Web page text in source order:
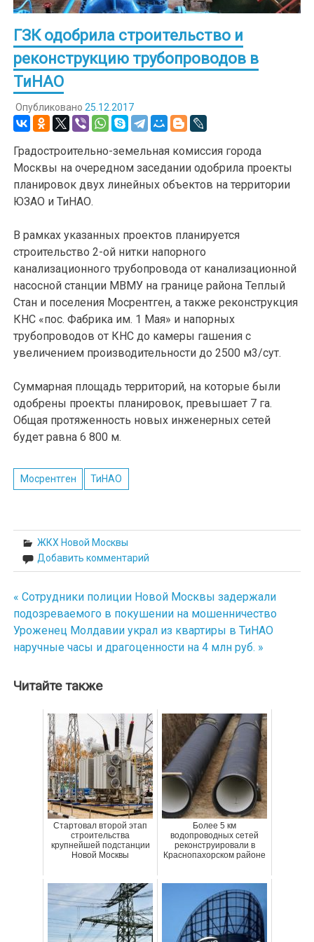
ГЗК одобрила строительство и
реконструкцию трубопроводов в
ТиНАО
Опубликовано 25.12.2017
Градостроительно-земельная комиссия города
Москвы на очередном заседании одобрила проекты
планировок двух линейных объектов на территории
ЮЗАО и ТиНАО.
В рамках указанных проектов планируется
строительство 2-ой нитки напорного
канализационного трубопровода от канализационной
насосной станции МВМУ на границе района Теплый
Стан и поселения Мосрентген, а также реконструкция
КНС «пос. Фабрика им. 1 Мая» и напорных
трубопроводов от КНС до камеры гашения с
увеличением производительности до 2500 м3/сут.
Суммарная площадь территорий, на которые были
одобрены проекты планировок, превышает 7 га.
Общая протяженность новых инженерных сетей
будет равна 6 800 м.
Мосрентген ТиНАО
ЖКХ Новой Москвы
Добавить комментарий
Навигация
по
записям
« Сотрудники полиции Новой Москвы задержали
подозреваемого в покушении на мошенничество
Уроженец Молдавии украл из квартиры в ТиНАО
наручные часы и драгоценности на 4 млн руб. »
Читайте также
Стартовал второй этап
строительства
крупнейшей подстанции
Новой Москвы
Более 5 км
водопроводных сетей
реконструировали в
Краснопахорском районе